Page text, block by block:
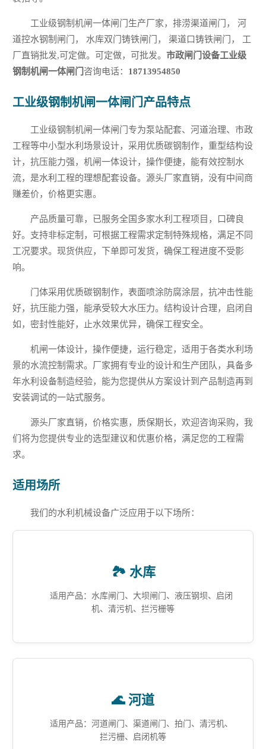
工业级钢制机闸一体闸门生产厂家，排涝渠道闸门， 河
道控水钢制闸门， 水库双门铸铁闸门， 渠道口铸铁闸门， 工
厂直销批发,可定做。可定做，可批发。市政闸门设备工业级
钢制机闸一体闸门 咨询电话： 18713954850
工业级钢制机闸一体闸门产品特点
工业级钢制机闸一体闸门专为泵站配套、河道治理、市政
工程等中小型水利场景设计，采用优质碳钢制作，重型结构设
计，抗压能力强，机闸一体设计，操作便捷，能有效控制水
流，是水利工程的理想配套设备。源头厂家直销，没有中间商
赚差价，价格更实惠。
产品质量可靠，已服务全国多家水利工程项目，口碑良
好。支持非标定制，可根据工程需求定制特殊规格，满足不同
工况要求。现货供应，下单即可发货，确保工程进度不受影
响。
门体采用优质碳钢制作，表面喷涂防腐涂层，抗冲击性能
好，抗压能力强，能承受较大水压力。结构设计合理，启闭自
如，密封性能好，止水效果优异，确保工程安全。
机闸一体设计，操作便捷，运行稳定，适用于各类水利场
景的水流控制需求。厂家拥有专业的设计和生产团队，具备多
年水利设备制造经验，能为您提供从方案设计到产品制造再到
安装调试的一站式服务。
源头厂家直销，价格实惠，质保期长，欢迎咨询采购，我
们将为您提供专业的选型建议和优惠价格，满足您的工程需
求。
适用场所
我们的水利机械设备广泛应用于以下场所：
🏞️ 水库
适用产品：水库闸门、大坝闸门、液压钢坝、启闭
机、清污机、拦污栅等
🌊 河道
适用产品：河道闸门、渠道闸门、拍门、清污机、
拦污栅、启闭机等